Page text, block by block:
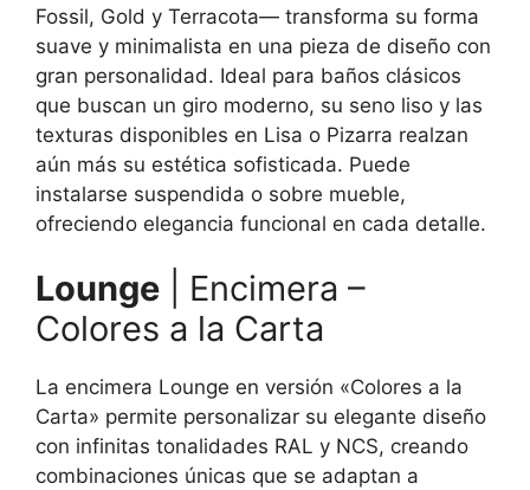
Fossil, Gold y Terracota— transforma su forma
suave y minimalista en una pieza de diseño con
gran personalidad. Ideal para baños clásicos
que buscan un giro moderno, su seno liso y las
texturas disponibles en Lisa o Pizarra realzan
aún más su estética sofisticada. Puede
instalarse suspendida o sobre mueble,
ofreciendo elegancia funcional en cada detalle.
Lounge | Encimera –
Colores a la Carta
La encimera Lounge en versión «Colores a la
Carta» permite personalizar su elegante diseño
con infinitas tonalidades RAL y NCS, creando
combinaciones únicas que se adaptan a